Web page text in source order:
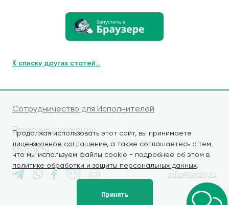
Продолжая использовать этот сайт, вы принимаете
лицензионное соглашение , а также соглашаетесь с тем,
что мы используем файлы cookie - подробнее об этом в
политике обработки и защиты персональных данных.
Принять
К списку других статей...
Сотрудничество для Исполнителей
Правовые документы
Контакты
info@iwaly.ru